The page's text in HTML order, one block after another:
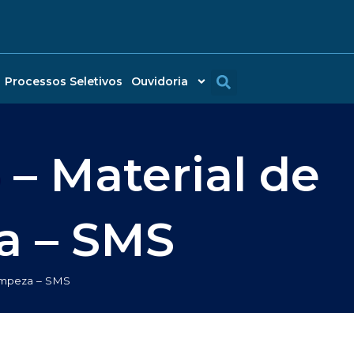
Processos Seletivos Ouvidoria
– Material de
– SMS
– SMS